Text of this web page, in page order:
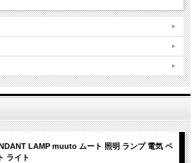
LAMP muuto ムート 照明 ランプ 電気 ペ
ライト